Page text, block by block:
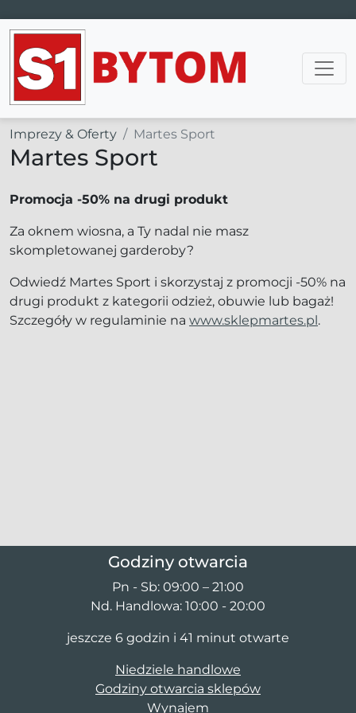
Main Navigation
Imprezy & Oferty Martes Sport
Martes Sport
Promocja -50% na drugi produkt
Za oknem wiosna, a Ty nadal nie masz
skompletowanej garderoby?
Odwiedź Martes Sport i skorzystaj z promocji -50% na
drugi produkt z kategorii odzież, obuwie lub bagaż!
Szczegóły w regulaminie na www.sklepmartes.pl.
Godziny otwarcia
Pn - Sb: 09:00 – 21:00
Nd. Handlowa: 10:00 - 20:00
jeszcze 6 godzin i 41 minut otwarte
Niedziele handlowe
Godziny otwarcia sklepów
Wynajem